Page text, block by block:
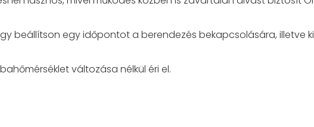
beállítson egy időpontot a berendezés bekapcsolására, illetve
változása nélkül éri el.